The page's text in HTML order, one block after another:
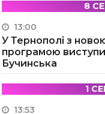
8
13:00
У Тернополі з
програмою
Бучинська
1
13:53